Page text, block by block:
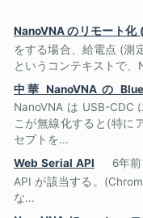
NanoVNA のリモート化
をする場合、給電点 (測
というコンテキストで
中華 NanoVNA の
NanoVNA は USB-CDC
こが無線化すると(特に
セプトを...
Web Serial API
6年前
API が該当する。
な...